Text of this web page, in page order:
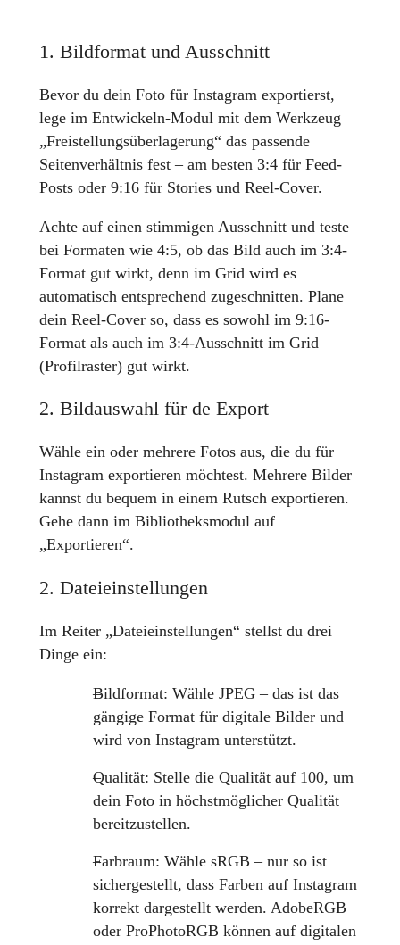
1. Bildformat und Ausschnitt
Bevor du dein Foto für Instagram exportierst,
lege im Entwickeln-Modul mit dem Werkzeug
„Freistellungsüberlagerung“ das passende
Seitenverhältnis fest – am besten 3:4 für Feed-
Posts oder 9:16 für Stories und Reel-Cover.
Achte auf einen stimmigen Ausschnitt und teste
bei Formaten wie 4:5, ob das Bild auch im 3:4-
Format gut wirkt, denn im Grid wird es
automatisch entsprechend zugeschnitten. Plane
dein Reel-Cover so, dass es sowohl im 9:16-
Format als auch im 3:4-Ausschnitt im Grid
(Profilraster) gut wirkt.
2. Bildauswahl für de Export
Wähle ein oder mehrere Fotos aus, die du für
Instagram exportieren möchtest. Mehrere Bilder
kannst du bequem in einem Rutsch exportieren.
Gehe dann im Bibliotheksmodul auf
„Exportieren“.
2. Dateieinstellungen
Im Reiter „Dateieinstellungen“ stellst du drei
Dinge ein:
Bildformat: Wähle JPEG – das ist das
gängige Format für digitale Bilder und
wird von Instagram unterstützt.
Qualität: Stelle die Qualität auf 100, um
dein Foto in höchstmöglicher Qualität
bereitzustellen.
Farbraum: Wähle sRGB – nur so ist
sichergestellt, dass Farben auf Instagram
korrekt dargestellt werden. AdobeRGB
oder ProPhotoRGB können auf digitalen